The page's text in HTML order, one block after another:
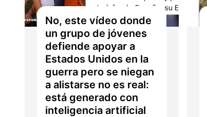
No, este vídeo donde
un grupo de jóvenes
defiende apoyar a
Estados Unidos en la
guerra pero se niegan
a alistarse no es real:
está generado con
inteligencia artificial